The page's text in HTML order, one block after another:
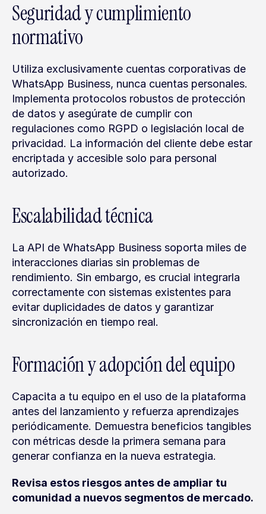
Seguridad y cumplimiento
normativo
Utiliza exclusivamente cuentas corporativas de
WhatsApp Business, nunca cuentas personales.
Implementa protocolos robustos de protección
de datos y asegúrate de cumplir con
regulaciones como RGPD o legislación local de
privacidad. La información del cliente debe estar
encriptada y accesible solo para personal
autorizado.
Escalabilidad técnica
La API de WhatsApp Business soporta miles de
interacciones diarias sin problemas de
rendimiento. Sin embargo, es crucial integrarla
correctamente con sistemas existentes para
evitar duplicidades de datos y garantizar
sincronización en tiempo real.
Formación y adopción del equipo
Capacita a tu equipo en el uso de la plataforma
antes del lanzamiento y refuerza aprendizajes
periódicamente. Demuestra beneficios tangibles
con métricas desde la primera semana para
generar confianza en la nueva estrategia.
Revisa estos riesgos antes de ampliar tu
comunidad a nuevos segmentos de mercado.